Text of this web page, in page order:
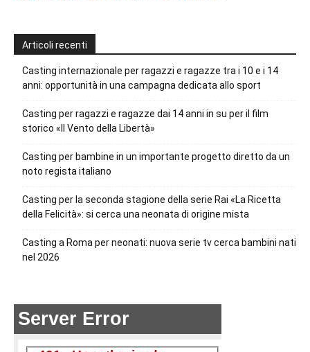
Articoli recenti
Casting internazionale per ragazzi e ragazze tra i 10 e i 14
anni: opportunità in una campagna dedicata allo sport
Casting per ragazzi e ragazze dai 14 anni in su per il film
storico «Il Vento della Libertà»
Casting per bambine in un importante progetto diretto da un
noto regista italiano
Casting per la seconda stagione della serie Rai «La Ricetta
della Felicità»: si cerca una neonata di origine mista
Casting a Roma per neonati: nuova serie tv cerca bambini nati
nel 2026